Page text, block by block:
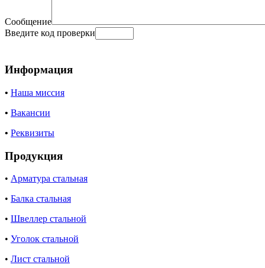
Сообщение
Введите код проверки
Информация
• Наша миссия
• Вакансии
• Реквизиты
Продукция
• Арматура стальная
• Балка стальная
• Швеллер стальной
• Уголок стальной
• Лист стальной